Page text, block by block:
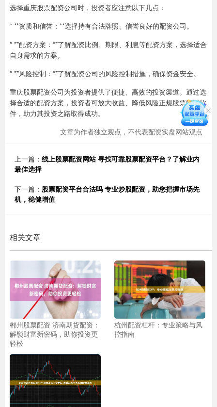
选择重庆股票配资公司时，投资者应注意以下几点：
* **资质和信誉：**选择持有合法牌照、信誉良好的配资公司。
* **配资方案：**了解配资比例、期限、利息等配资方案，选择适合
自身需求的方案。
* **风险控制：**了解配资公司的风险控制措施，确保资金安全。
重庆股票配资公司为投资者提供了便捷、高效的投资渠道。通过选
择合适的配资方案，投资者可放大收益、降低风险正规股票配资软
件，助力其投资之路取得成功。
文章为作者独立观点，不代表配资实盘网站观点
上一篇： 线上股票配资网站 寻找可靠股票配资平台？了解业内
最佳选择
下一篇： 股票配资平台合法吗 专业炒股配资，助您把握市场先
机，稳健增值
相关文章
郴州股票配资 济南期货配资：
解锁财富新密码，助你投资更
轻松
杭州配资杠杆：专业策略与风
控指南